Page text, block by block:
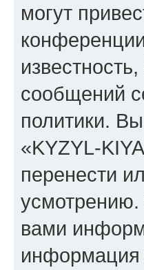
могут
сообщений
политики.
«KYZYL-
перенести
усмотрению.
вами
информация